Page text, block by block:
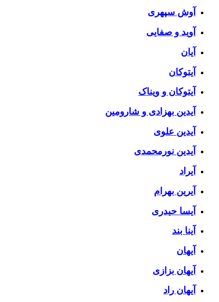
آوش سپهری
آوید و صفایی
آیان
آیتوکان
آیتوکان و ویناک
آیدین بهزادی و شارومین
آیدین علوی
آیدین نورمحمدی
آیراد
آیرین بهرام
آیسا حیدری
آینا بند
آیهان
آیهان بزازی
آیهان راد